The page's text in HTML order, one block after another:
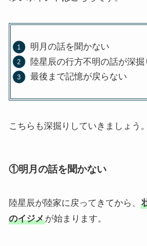
明月の話を聞かない
陸星辰の行方不明の話が深
最後まで記憶が戻らない
こちらも深掘りしていきましょう。
①明月の話を聞かない
陸星辰が陸家に戻ってきてから、
のイジメが始まります。